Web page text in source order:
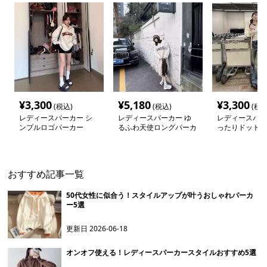
¥3,300(税込)
レディースパーカー シ
ンプルロゴパーカー
¥5,180(税込)
レディースパーカー ゆ
るふわ天使ロングパーカ
¥3,300(税
レディースパ
ったりドット
おすすめ記事一覧
50代女性に似合う！スタイルアップが叶うおしゃれパーカ
ー5選
更新日2026-06-18
オンオフ使える！レディースパーカースタイルおすすめ5選